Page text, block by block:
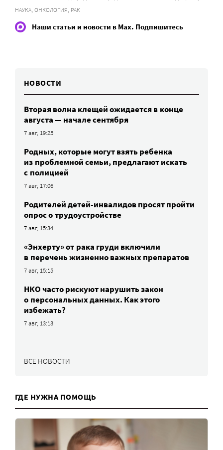
НАУКА ОНКОЛОГИЯ РАК
Наши статьи и новости в Max. Подпишитесь
НОВОСТИ
Вторая волна клещей ожидается в конце
августа — начале сентября
7 авг, 19:25
Родных, которые могут взять ребенка
из проблемной семьи, предлагают искать
с полицией
7 авг, 17:06
Родителей детей-инвалидов просят пройти
опрос о трудоустройстве
7 авг, 15:34
«Энхерту» от рака груди включили
в перечень жизненно важных препаратов
7 авг, 15:15
НКО часто рискуют нарушить закон
о персональных данных. Как этого
избежать?
7 авг, 13:13
ВСЕ НОВОСТИ
ГДЕ НУЖНА ПОМОЩЬ